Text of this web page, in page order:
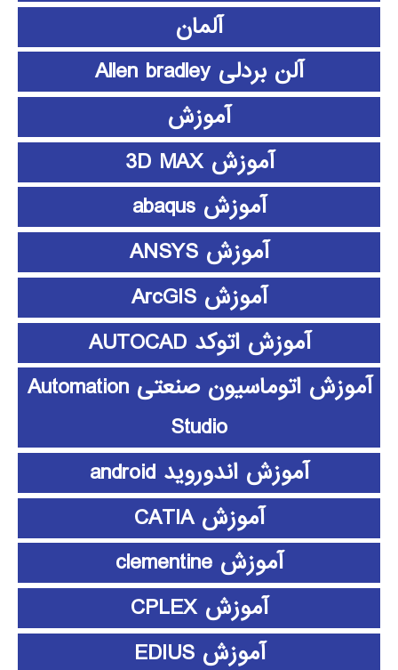
آلمان
آلن بردلی Allen bradley
آموزش
آموزش 3D MAX
آموزش abaqus
آموزش ANSYS
آموزش ArcGIS
آموزش اتوکد AUTOCAD
آموزش اتوماسیون صنعتی Automation
Studio
آموزش اندوروید android
آموزش CATIA
آموزش clementine
آموزش CPLEX
آموزش EDIUS